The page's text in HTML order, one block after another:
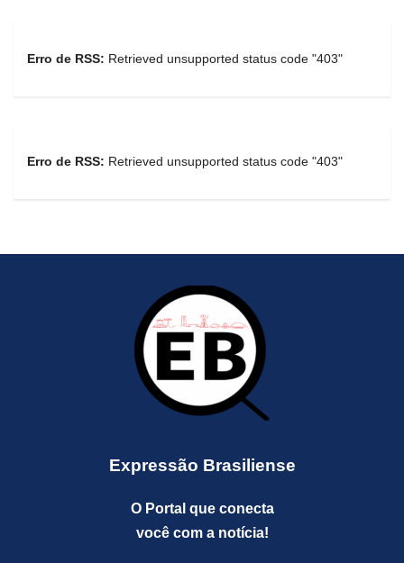
Erro de RSS: Retrieved unsupported status code "403"
Erro de RSS: Retrieved unsupported status code "403"
Expressão Brasiliense
O Portal que conecta
você com a notícia!